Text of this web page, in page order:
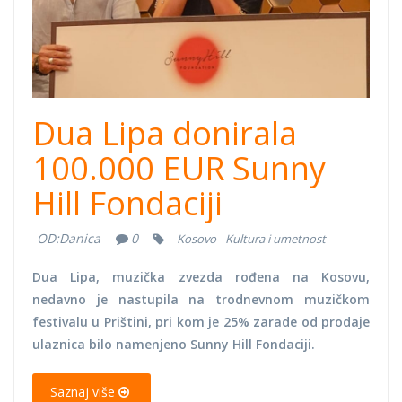
Dua Lipa donirala
100.000 EUR Sunny
Hill Fondaciji
OD:Danica 0 Kosovo Kultura i umetnost
Dua Lipa, muzička zvezda rođena na Kosovu,
nedavno je nastupila na trodnevnom muzičkom
festivalu u Prištini, pri kom je 25% zarade od prodaje
ulaznica bilo namenjeno Sunny Hill Fondaciji.
Saznaj više